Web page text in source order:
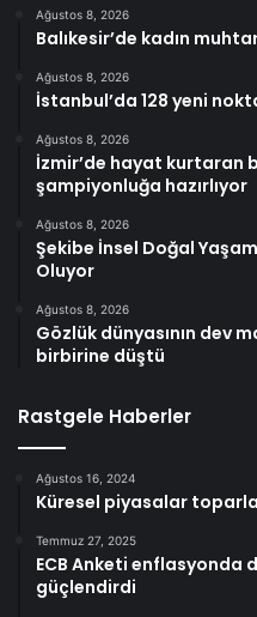
Ağustos 8, 2026
Balıkesir’de kadın
Ağustos 8, 2026
İstanbul’da 128 yeni
Ağustos 8, 2026
İzmir’de hayat kurtaran
şampiyonluğa hazırlıyor
Ağustos 8, 2026
Şekibe İnsel Doğal
Oluyor
Ağustos 8, 2026
Gözlük dünyasının dev
birbirine düştü
Rastgele Haberler
Ağustos 16, 2024
Küresel piyasalar
Temmuz 27, 2025
ECB Anketi enflasyonda
güçlendirdi